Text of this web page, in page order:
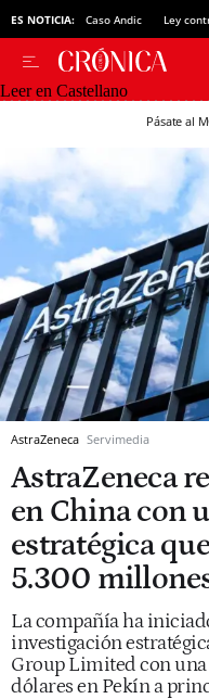
ES NOTICIA: Caso Andic Ley
Leer en Castellano
Pásate al
AstraZeneca Servimedia
AstraZeneca
en China con
estratégica
5.300
La compañía ha
investigación
Group Limited con
dólares en Pekín a